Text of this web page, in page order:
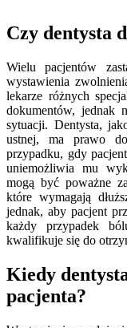
Czy dentysta
Wielu pacjentów
wystawienia
lekarze różnych
dokumentów,
sytuacji. Dentysta,
ustnej, ma prawo
przypadku, gdy
uniemożliwia mu
mogą być poważne
które wymagają
jednak, aby pacjent
każdy przypadek
kwalifikuje się do
Kiedy
pacjenta?